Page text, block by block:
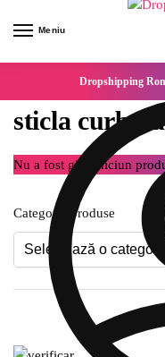
Meniu
Dropshipping
sticla curbata
Nu a fost găsit niciun
Categorie produse